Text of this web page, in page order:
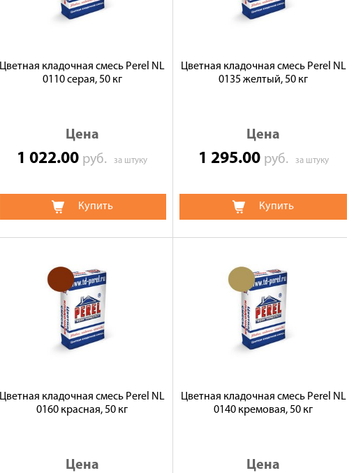
Цветная кладочная смесь Perel NL
0110 серая, 50 кг
Цена
1 022.00 руб.за штуку
Купить
Цветная кладочная смесь Perel NL
0135 желтый, 50 кг
Цена
1 295.00 руб. за штуку
Купить
Цветная кладочная смесь Perel NL
0160 красная, 50 кг
Цена
Цветная кладочная смесь Perel NL
0140 кремовая, 50 кг
Цена